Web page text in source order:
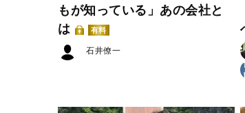
もが知っている」あの会社と
は
有料
石井僚一